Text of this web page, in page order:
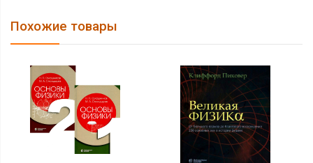
Похожие товары